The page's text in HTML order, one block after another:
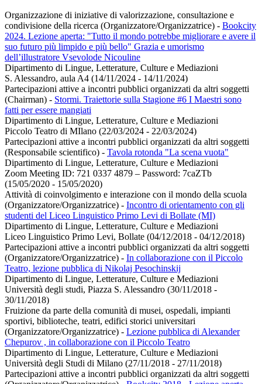
Organizzazione di iniziative di valorizzazione, consultazione e
condivisione della ricerca (Organizzatore/Organizzatrice) - Bookcity
2024. Lezione aperta: "Tutto il mondo potrebbe migliorare e avere il
suo futuro più limpido e più bello" Grazia e umorismo
dell’illustratore Vsevolode Nicouline
Dipartimento di Lingue, Letterature, Culture e Mediazioni
S. Alessandro, aula A4 (14/11/2024 - 14/11/2024)
Partecipazioni attive a incontri pubblici organizzati da altri soggetti
(Chairman) - Stormi. Traiettorie sulla Stagione #6 I Maestri sono
fatti per essere mangiati
Dipartimento di Lingue, Letterature, Culture e Mediazioni
Piccolo Teatro di MIlano (22/03/2024 - 22/03/2024)
Partecipazioni attive a incontri pubblici organizzati da altri soggetti
(Responsabile scientifico) - Tavola rotonda "La scena vuota"
Dipartimento di Lingue, Letterature, Culture e Mediazioni
Zoom Meeting ID: 721 0337 4879 – Password: 7caZTb
(15/05/2020 - 15/05/2020)
Attività di coinvolgimento e interazione con il mondo della scuola
(Organizzatore/Organizzatrice) - Incontro di orientamento con gli
studenti del Liceo Linguistico Primo Levi di Bollate (MI)
Dipartimento di Lingue, Letterature, Culture e Mediazioni
Liceo Linguistico Primo Levi, Bollate (04/12/2018 - 04/12/2018)
Partecipazioni attive a incontri pubblici organizzati da altri soggetti
(Organizzatore/Organizzatrice) - In collaborazione con il Piccolo
Teatro, lezione pubblica di Nikolaj Pesochinskij
Dipartimento di Lingue, Letterature, Culture e Mediazioni
Università degli studi, Piazza S. Alessandro (30/11/2018 -
30/11/2018)
Fruizione da parte della comunità di musei, ospedali, impianti
sportivi, biblioteche, teatri, edifici storici universitari
(Organizzatore/Organizzatrice) - Lezione pubblica di Alexander
Chepurov , in collaborazione con il Piccolo Teatro
Dipartimento di Lingue, Letterature, Culture e Mediazioni
Università degli Studi di Milano (27/11/2018 - 27/11/2018)
Partecipazioni attive a incontri pubblici organizzati da altri soggetti